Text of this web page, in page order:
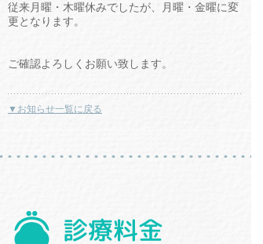
従来月曜・木曜休みでしたが、月曜・金曜に変
更となります。
ご確認よろしくお願い致します。
▼お知らせ一覧に戻る
診療料金